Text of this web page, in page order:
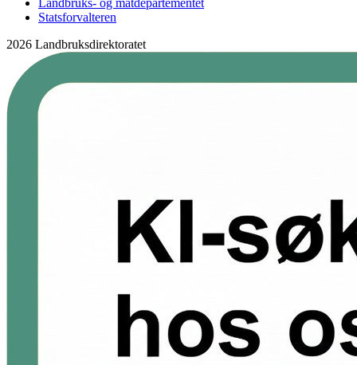
Statsforvalteren
2026 Landbruksdirektoratet